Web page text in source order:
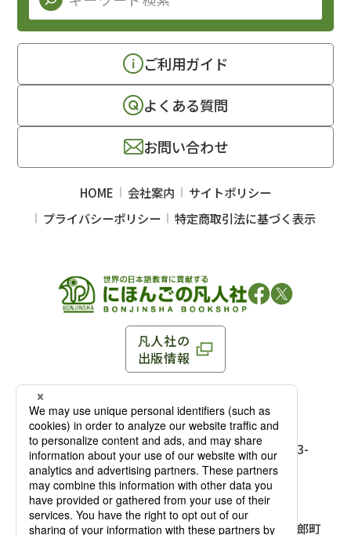
凡人社の
出版情報
〒102-0093 東京都千代田区平河町 1-3-13 8F
TEL：03-3263-3959／FAX：03-3263-3116
麹町店
〒102-0093 東京都千代田区平河町1-3-
13 8F［アクセス］
TEL：03-3239-8673／FAX：03-3263-
3116
〒541-0056 大阪府大阪市中央区久太郎町
ご利用ガイド
よくある質問
お問い合わせ
HOME 会社案内
サイトポリシー
プライバシーポリシー
特定商取引法に基づく表示